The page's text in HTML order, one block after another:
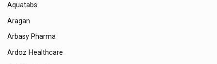
Aquatabs
Aragan
Arbasy Pharma
Ardoz Healthcare